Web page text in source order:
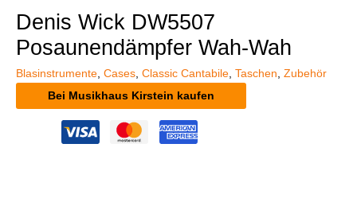
Denis Wick DW5507
Posaunendämpfer Wah-Wah
Blasinstrumente Cases Classic Cantabile Taschen Zubehör
Bei Musikhaus Kirstein kaufen